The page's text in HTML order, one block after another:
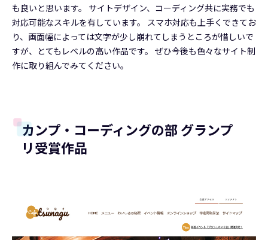
も良いと思います。 サイトデザイン、コーディング共に実務でも
対応可能なスキルを有しています。 スマホ対応も上手くできてお
り、画面幅によっては文字が少し崩れてしまうところが惜しいで
すが、とてもレベルの高い作品です。 ぜひ今後も色々なサイト制
作に取り組んでみてください。
カンプ・コーディングの部 グランプ
リ受賞作品